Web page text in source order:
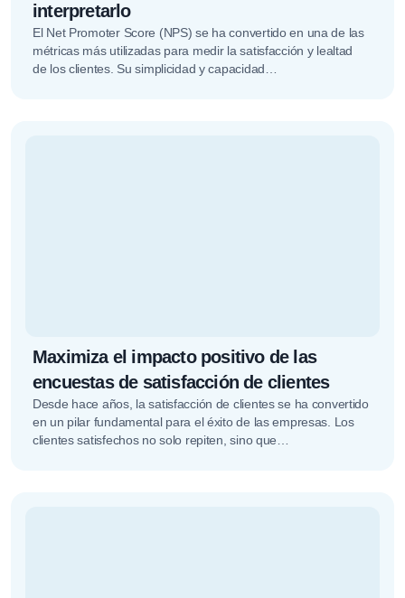
interpretarlo
El Net Promoter Score (NPS) se ha convertido en una de las
métricas más utilizadas para medir la satisfacción y lealtad
de los clientes. Su simplicidad y capacidad…
Maximiza el impacto positivo de las
encuestas de satisfacción de clientes
Desde hace años, la satisfacción de clientes se ha convertido
en un pilar fundamental para el éxito de las empresas. Los
clientes satisfechos no solo repiten, sino que…